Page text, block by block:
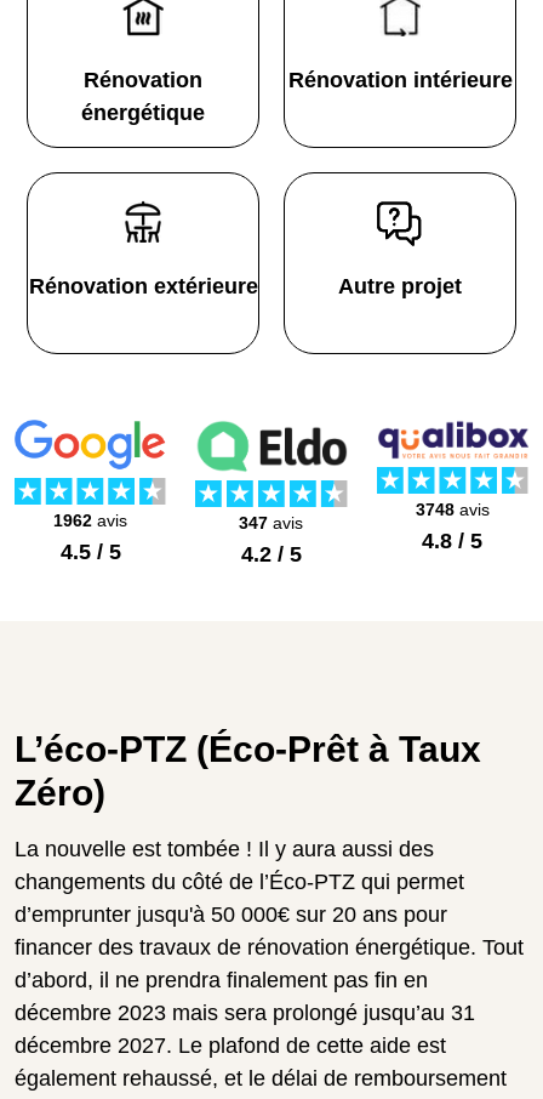
Rénovation
énergétique
Rénovation intérieure
Rénovation extérieure Autre projet
1962 avis
4.5 / 5
347 avis
4.2 / 5
3748avis
4.8 / 5
L’éco-PTZ (Éco-Prêt à Taux
Zéro)
La nouvelle est tombée ! Il y aura aussi des
changements du côté de l’Éco-PTZ qui permet
d’emprunter jusqu'à 50 000€ sur 20 ans pour
financer des travaux de rénovation énergétique. Tout
d’abord, il ne prendra finalement pas fin en
décembre 2023 mais sera prolongé jusqu’au 31
décembre 2027. Le plafond de cette aide est
également rehaussé, et le délai de remboursement